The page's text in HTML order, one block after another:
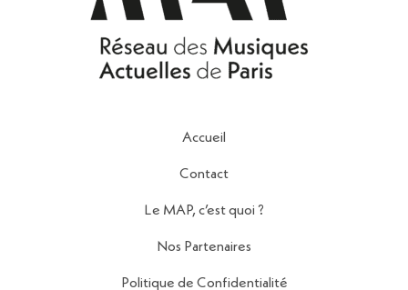
Accueil
Contact
Le MAP, c’est quoi ?
Nos Partenaires
Politique de Confidentialité